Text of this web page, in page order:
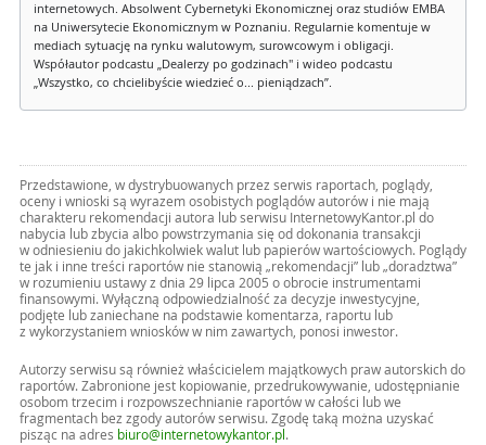
internetowych. Absolwent Cybernetyki Ekonomicznej oraz studiów EMBA
na Uniwersytecie Ekonomicznym w Poznaniu. Regularnie komentuje w
mediach sytuację na rynku walutowym, surowcowym i obligacji.
Współautor podcastu „Dealerzy po godzinach" i wideo podcastu
„Wszystko, co chcielibyście wiedzieć o... pieniądzach”.
Przedstawione, w dystrybuowanych przez serwis raportach, poglądy,
oceny i wnioski są wyrazem osobistych poglądów autorów i nie mają
charakteru rekomendacji autora lub serwisu InternetowyKantor.pl do
nabycia lub zbycia albo powstrzymania się od dokonania transakcji
w odniesieniu do jakichkolwiek walut lub papierów wartościowych. Poglądy
te jak i inne treści raportów nie stanowią „rekomendacji” lub „doradztwa”
w rozumieniu ustawy z dnia 29 lipca 2005 o obrocie instrumentami
finansowymi. Wyłączną odpowiedzialność za decyzje inwestycyjne,
podjęte lub zaniechane na podstawie komentarza, raportu lub
z wykorzystaniem wniosków w nim zawartych, ponosi inwestor.
Autorzy serwisu są również właścicielem majątkowych praw autorskich do
raportów. Zabronione jest kopiowanie, przedrukowywanie, udostępnianie
osobom trzecim i rozpowszechnianie raportów w całości lub we
fragmentach bez zgody autorów serwisu. Zgodę taką można uzyskać
pisząc na adres biuro@internetowykantor.pl .